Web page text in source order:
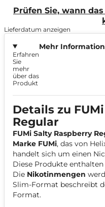
Prüfen Sie, wann
Lieferdatum anzeigen
Mehr
Erfahren
Sie
mehr
über das
Produkt
Details zu
Regular
FUMi Salty Raspberry
Marke FUMi, das von
handelt sich um einen
Diese Produkte
Die Nikotinmengen
Slim-Format beschreibt
Format.